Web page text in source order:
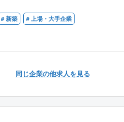
長≫
商品に建築に必要なすべての費用を
る正直な会社です。
ル装備の住宅や高気密・高断熱・オー
標準仕様、さらには独自に開発した耐
のチェックシステムに加えてPCログ
ているため、過度な残業やサービス
しないよう労務管理に気を配ってい
いて：ブロック制度（会社指定の十
数：常時5～10棟程度、年間20棟程度
金額：5000万円程度
宅(クリニック・保育園等)：1割
属支店近郊（基本的に支店から1時
の施工管理経験
# 新築
# 上場・大手企業
同じ企業の他求人を見る